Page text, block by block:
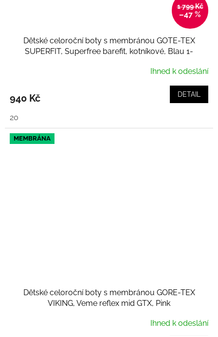
1 799 Kč
–47 %
Dětské celoroční boty s membránou GOTE-TEX
SUPERFIT, Superfree barefit, kotníkové, Blau 1-
Ihned k odeslání
940 Kč DETAIL
20
MEMBRÁNA
Dětské celoroční boty s membránou GORE-TEX
VIKING, Veme reflex mid GTX, Pink
Ihned k odeslání